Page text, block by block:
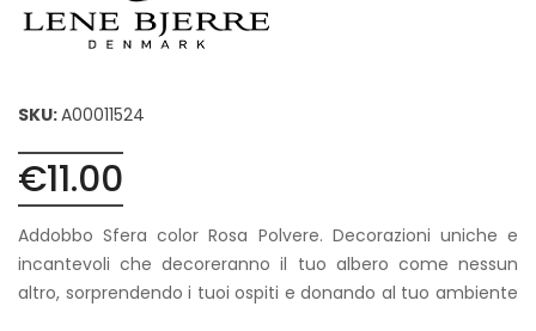
SKU:A00011524
€11.00
Addobbo Sfera color Rosa Polvere. Decorazioni uniche e
incantevoli che decoreranno il tuo albero come nessun
altro, sorprendendo i tuoi ospiti e donando al tuo ambiente